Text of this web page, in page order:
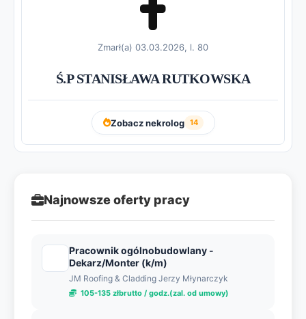
Zmarł(a) 03.03.2026, l. 80
Ś.P STANISŁAWA RUTKOWSKA
Zobacz nekrolog 14
Najnowsze oferty pracy
Pracownik ogólnobudowlany -
Dekarz/Monter (k/m)
JM Roofing & Cladding Jerzy Młynarczyk
105-135 złbrutto / godz.(zal. od umowy)